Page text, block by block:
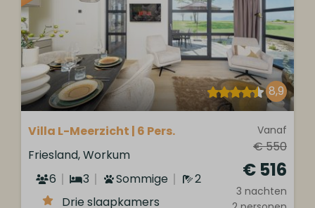
8,9
Vanaf
€ 550
€ 516
3 nachten
Villa L-Meerzicht | 6 Pers.
Friesland, Workum
6
3 Sommige
2
Drie slaapkamers